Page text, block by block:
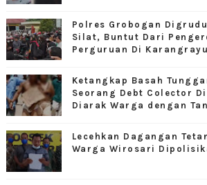
Polres Grobogan
Silat, Buntut Dari
Perguruan Di
Ketangkap Basah
Seorang Debt Colector
Diarak Warga dengan
Lecehkan Dagangan
Warga Wirosari